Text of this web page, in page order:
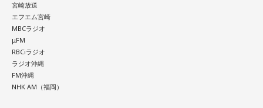
宮崎放送
エフエム宮崎
MBCラジオ
μFM
RBCiラジオ
ラジオ沖縄
FM沖縄
NHK AM（福岡）